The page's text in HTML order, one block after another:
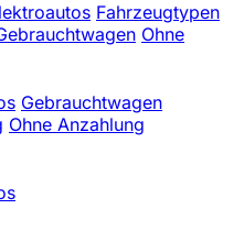
Fahrzeugtypen
Ohne
Gebrauchtwagen
Ohne Anzahlung